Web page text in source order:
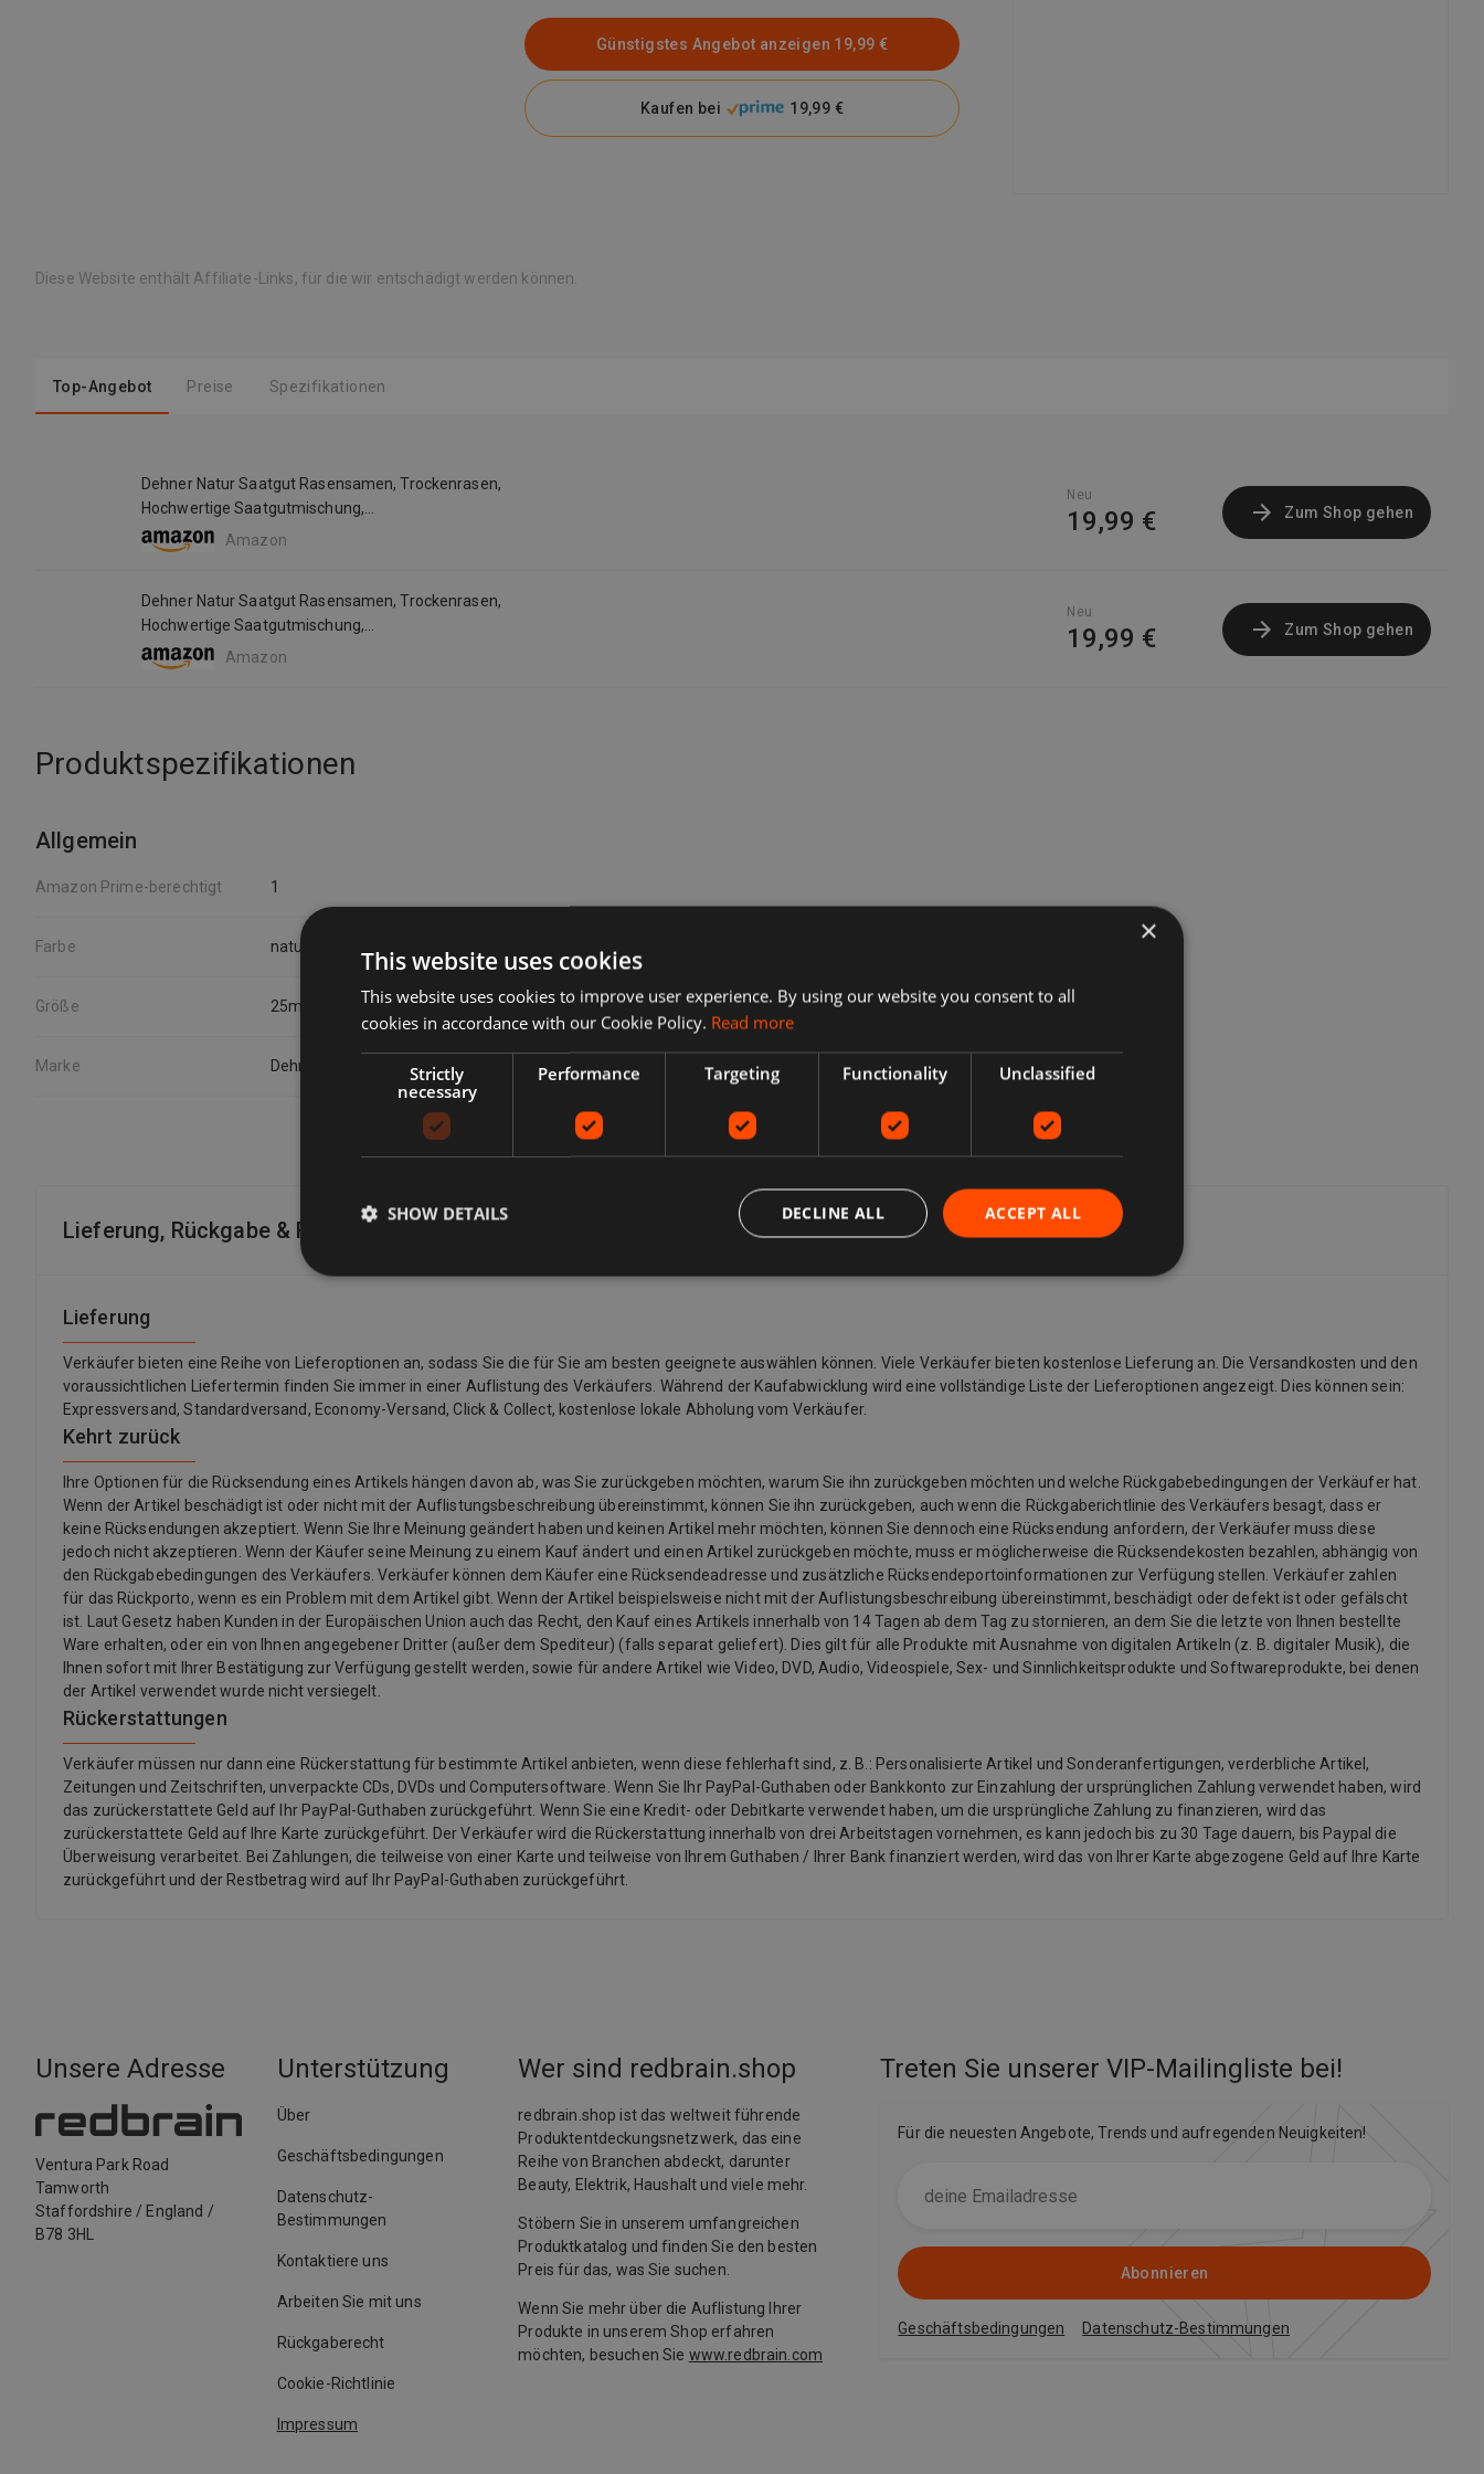
Günstigstes Angebot anzeigen 19,99 €
Kaufen bei 19,99 €
Diese Website enthält Affiliate-Links, für die wir entschädigt werden können.
Top-Angebot Preise Spezifikationen
Dehner Natur Saatgut Rasensamen, Trockenrasen,
Hochwertige Saatgutmischung,
Strapazierfähig/Selbstregenerierend, 750 G, Für Ca. 25 M²,
Amazon
Neu
19,99 € Zum Shop gehen
Dehner Natur Saatgut Rasensamen, Trockenrasen,
Hochwertige Saatgutmischung,
Strapazierfähig/Selbstregenerierend, 750 G, Für Ca. 25 M²,
Amazon
Neu
19,99 € Zum Shop gehen
Produktspezifikationen
Allgemein
Amazon Prime-berechtigt 1
Farbe natur
Größe 25m²
Marke Dehner
Lieferung, Rückgabe & Rückerstattung
Lieferung
Verkäufer bieten eine Reihe von Lieferoptionen an, sodass Sie die für Sie am besten geeignete auswählen können. Viele Verkäufer bieten kostenlose Lieferung an. Die Versandkosten und den
voraussichtlichen Liefertermin finden Sie immer in einer Auflistung des Verkäufers. Während der Kaufabwicklung wird eine vollständige Liste der Lieferoptionen angezeigt. Dies können sein:
Expressversand, Standardversand, Economy-Versand, Click & Collect, kostenlose lokale Abholung vom Verkäufer.
Kehrt zurück
Ihre Optionen für die Rücksendung eines Artikels hängen davon ab, was Sie zurückgeben möchten, warum Sie ihn zurückgeben möchten und welche Rückgabebedingungen der Verkäufer hat.
Wenn der Artikel beschädigt ist oder nicht mit der Auflistungsbeschreibung übereinstimmt, können Sie ihn zurückgeben, auch wenn die Rückgaberichtlinie des Verkäufers besagt, dass er
keine Rücksendungen akzeptiert. Wenn Sie Ihre Meinung geändert haben und keinen Artikel mehr möchten, können Sie dennoch eine Rücksendung anfordern, der Verkäufer muss diese
jedoch nicht akzeptieren. Wenn der Käufer seine Meinung zu einem Kauf ändert und einen Artikel zurückgeben möchte, muss er möglicherweise die Rücksendekosten bezahlen, abhängig von
den Rückgabebedingungen des Verkäufers. Verkäufer können dem Käufer eine Rücksendeadresse und zusätzliche Rücksendeportoinformationen zur Verfügung stellen. Verkäufer zahlen
für das Rückporto, wenn es ein Problem mit dem Artikel gibt. Wenn der Artikel beispielsweise nicht mit der Auflistungsbeschreibung übereinstimmt, beschädigt oder defekt ist oder gefälscht
ist. Laut Gesetz haben Kunden in der Europäischen Union auch das Recht, den Kauf eines Artikels innerhalb von 14 Tagen ab dem Tag zu stornieren, an dem Sie die letzte von Ihnen bestellte
Ware erhalten, oder ein von Ihnen angegebener Dritter (außer dem Spediteur) (falls separat geliefert). Dies gilt für alle Produkte mit Ausnahme von digitalen Artikeln (z. B. digitaler Musik), die
Ihnen sofort mit Ihrer Bestätigung zur Verfügung gestellt werden, sowie für andere Artikel wie Video, DVD, Audio, Videospiele, Sex- und Sinnlichkeitsprodukte und Softwareprodukte, bei denen
der Artikel verwendet wurde nicht versiegelt.
Rückerstattungen
Verkäufer müssen nur dann eine Rückerstattung für bestimmte Artikel anbieten, wenn diese fehlerhaft sind, z. B.: Personalisierte Artikel und Sonderanfertigungen, verderbliche Artikel,
Zeitungen und Zeitschriften, unverpackte CDs, DVDs und Computersoftware. Wenn Sie Ihr PayPal-Guthaben oder Bankkonto zur Einzahlung der ursprünglichen Zahlung verwendet haben, wird
das zurückerstattete Geld auf Ihr PayPal-Guthaben zurückgeführt. Wenn Sie eine Kredit- oder Debitkarte verwendet haben, um die ursprüngliche Zahlung zu finanzieren, wird das
zurückerstattete Geld auf Ihre Karte zurückgeführt. Der Verkäufer wird die Rückerstattung innerhalb von drei Arbeitstagen vornehmen, es kann jedoch bis zu 30 Tage dauern, bis Paypal die
Überweisung verarbeitet. Bei Zahlungen, die teilweise von einer Karte und teilweise von Ihrem Guthaben / Ihrer Bank finanziert werden, wird das von Ihrer Karte abgezogene Geld auf Ihre Karte
zurückgeführt und der Restbetrag wird auf Ihr PayPal-Guthaben zurückgeführt.
Unsere Adresse
Ventura Park Road
Tamworth
Staffordshire / England /
B78 3HL
Unterstützung
Über
Geschäftsbedingungen
Datenschutz-
Bestimmungen
Kontaktiere uns
Arbeiten Sie mit uns
Rückgaberecht
Cookie-Richtlinie
Impressum
Wer sind redbrain.shop
redbrain.shop ist das weltweit führende
Produktentdeckungsnetzwerk, das eine
Reihe von Branchen abdeckt, darunter
Beauty, Elektrik, Haushalt und viele mehr.
Stöbern Sie in unserem umfangreichen
Produktkatalog und finden Sie den besten
Preis für das, was Sie suchen.
Wenn Sie mehr über die Auflistung Ihrer
Produkte in unserem Shop erfahren
möchten, besuchen Sie www.redbrain.com
Treten Sie unserer VIP-Mailingliste bei!
Für die neuesten Angebote, Trends und aufregenden Neuigkeiten!
Abonnieren
Geschäftsbedingungen Datenschutz-Bestimmungen
×
This website uses cookies
This website uses cookies to improve user experience. By using our website you consent to all
cookies in accordance with our Cookie Policy. Read more
Strictly
necessary
Performance Targeting Functionality Unclassified
ACCEPT ALL
DECLINE ALL
SHOW DETAILS